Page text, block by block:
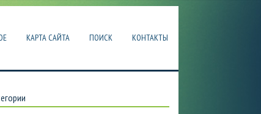
КАРТА САЙТА ПОИСК КОНТАКТЫ